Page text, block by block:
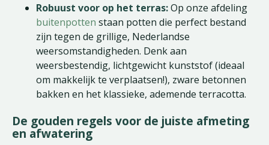
Robuust voor op het terras:Op onze afdeling
buitenpotten staan potten die perfect bestand
zijn tegen de grillige, Nederlandse
weersomstandigheden. Denk aan
weersbestendig, lichtgewicht kunststof (ideaal
om makkelijk te verplaatsen!), zware betonnen
bakken en het klassieke, ademende terracotta.
De gouden regels voor de juiste afmeting
en afwatering